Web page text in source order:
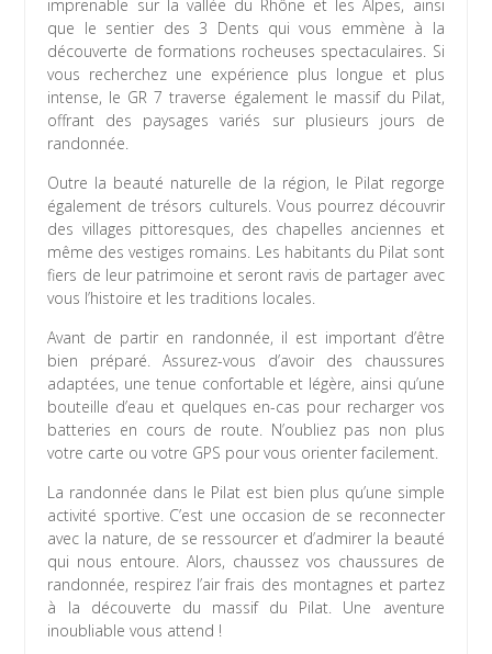
imprenable sur la vallée du Rhône et les Alpes, ainsi
que le sentier des 3 Dents qui vous emmène à la
découverte de formations rocheuses spectaculaires. Si
vous recherchez une expérience plus longue et plus
intense, le GR 7 traverse également le massif du Pilat,
offrant des paysages variés sur plusieurs jours de
randonnée.
Outre la beauté naturelle de la région, le Pilat regorge
également de trésors culturels. Vous pourrez découvrir
des villages pittoresques, des chapelles anciennes et
même des vestiges romains. Les habitants du Pilat sont
fiers de leur patrimoine et seront ravis de partager avec
vous l’histoire et les traditions locales.
Avant de partir en randonnée, il est important d’être
bien préparé. Assurez-vous d’avoir des chaussures
adaptées, une tenue confortable et légère, ainsi qu’une
bouteille d’eau et quelques en-cas pour recharger vos
batteries en cours de route. N’oubliez pas non plus
votre carte ou votre GPS pour vous orienter facilement.
La randonnée dans le Pilat est bien plus qu’une simple
activité sportive. C’est une occasion de se reconnecter
avec la nature, de se ressourcer et d’admirer la beauté
qui nous entoure. Alors, chaussez vos chaussures de
randonnée, respirez l’air frais des montagnes et partez
à la découverte du massif du Pilat. Une aventure
inoubliable vous attend !